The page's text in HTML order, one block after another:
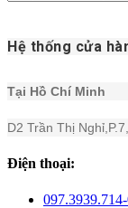
Hệ thống cửa
Tại Hồ Chí Minh
D2 Trần Thị
Điện thoại: